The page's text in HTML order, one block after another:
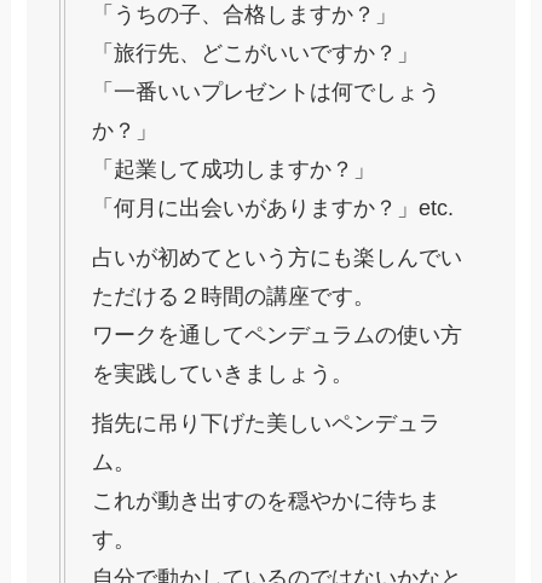
「うちの子、合格しますか？」
「旅行先、どこがいいですか？」
「一番いいプレゼントは何でしょう
か？」
「起業して成功しますか？」
「何月に出会いがありますか？」etc.
占いが初めてという方にも楽しんでい
ただける２時間の講座です。
ワークを通してペンデュラムの使い方
を実践していきましょう。
指先に吊り下げた美しいペンデュラ
ム。
これが動き出すのを穏やかに待ちま
す。
自分で動かしているのではないかなと